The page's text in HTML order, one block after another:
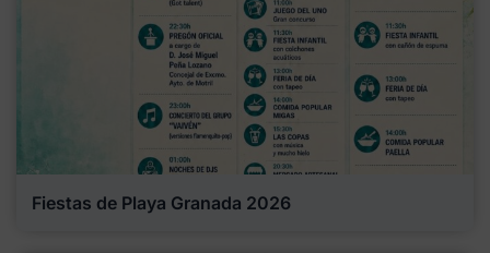
Fiestas de Playa Granada 2026